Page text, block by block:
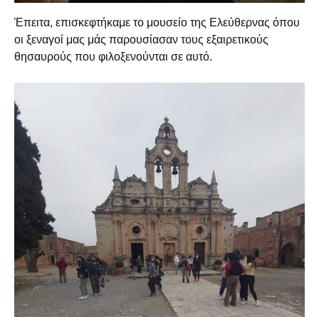
Έπειτα, επισκεφτήκαμε το μουσείο της Ελεύθερνας όπου
οι ξεναγοί μας μάς παρουσίασαν τους εξαιρετικούς
θησαυρούς που φιλοξενούνται σε αυτό.